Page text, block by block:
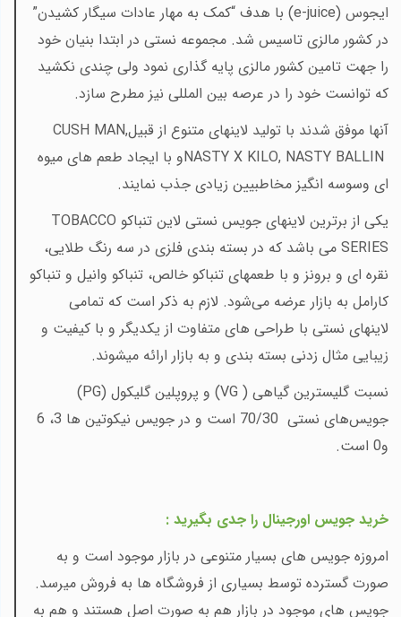
ایجوس(e-juice) با هدف “کمک به مهار عادات سیگار کشیدن”
در کشور مالزی تاسیس شد. مجموعه نستی در ابتدا بنیان خود
را جهت تامین کشور مالزی پایه گذاری نمود ولی چندی نکشید
که توانست خود را در عرصه بین المللی نیز مطرح سازد.
آنها موفق شدند با تولید لاینهای متنوع از قبیلCUSH MAN,
NASTY X KILO, NASTY BALLINو با ایجاد طعم های میوه
ای وسوسه انگیز مخاطبیین زیادی جذب نمایند.
یکی از برترین لاینهای جویس نستی لاین تنباکو TOBACCO
SERIESمی باشد که در بسته بندی فلزی در سه رنگ طلایی،
نقره ای و برونز و با طعمهای تنباکو خالص، تنباکو وانیل و تنباکو
کارامل به بازار عرضه می‌شود. لازم به ذکر است که تمامی
لاینهای نستی با طراحی های متفاوت از یکدیگر و با کیفیت و
زیبایی مثال زدنی بسته بندی و به بازار ارائه میشوند.
نسبت گلیسترین گیاهی ( VG) و پروپلین گلیکول (PG
)
جویس‌های نستی 70/30 است و در جویس نیکوتین ها 3، 6
و0 است
.
خرید جویس اورجینال را جدی بگیرید :
امروزه جویس های بسیار متنوعی در بازار موجود است و به
صورت گسترده توسط بسیاری از فروشگاه ها به فروش میرسد.
جویس های موجود در بازار هم به صورت اصل هستند و هم به